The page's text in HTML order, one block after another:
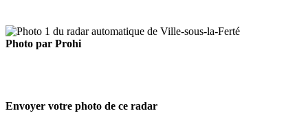
Photo par Prohi
Envoyer votre photo de ce radar